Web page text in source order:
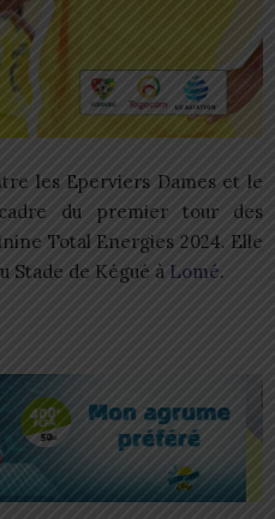
les Eperviers Dames et le
du premier tour des
Total Energies 2024. Elle
Stade de Kégué à Lomé.